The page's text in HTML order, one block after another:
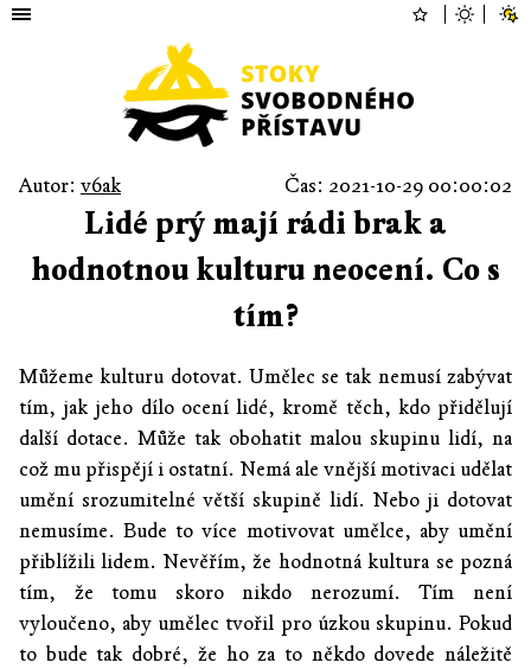
Autor: v6ak Čas: 2021-10-29 00:00:02
Lidé prý mají rádi brak a
hodnotnou kulturu neocení. Co s
tím?
Můžeme kulturu dotovat. Umělec se tak nemusí zabývat
tím, jak jeho dílo ocení lidé, kromě těch, kdo přidělují
další dotace. Může tak obohatit malou skupinu lidí, na
což mu přispějí i ostatní. Nemá ale vnější motivaci udělat
umění srozumitelné větší skupině lidí. Nebo ji dotovat
nemusíme. Bude to více motivovat umělce, aby umění
přiblížili lidem. Nevěřím, že hodnotná kultura se pozná
tím, že tomu skoro nikdo nerozumí. Tím není
vyloučeno, aby umělec tvořil pro úzkou skupinu. Pokud
to bude tak dobré, že ho za to někdo dovede náležitě